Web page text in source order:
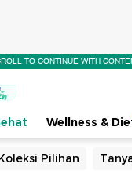
TO CONTINUE WITH
Wellness &
Pilihan